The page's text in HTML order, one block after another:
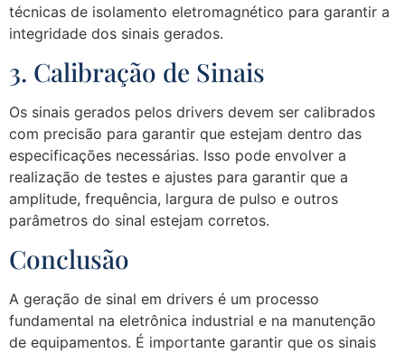
técnicas de isolamento eletromagnético para garantir a
integridade dos sinais gerados.
3. Calibração de Sinais
Os sinais gerados pelos drivers devem ser calibrados
com precisão para garantir que estejam dentro das
especificações necessárias. Isso pode envolver a
realização de testes e ajustes para garantir que a
amplitude, frequência, largura de pulso e outros
parâmetros do sinal estejam corretos.
Conclusão
A geração de sinal em drivers é um processo
fundamental na eletrônica industrial e na manutenção
de equipamentos. É importante garantir que os sinais